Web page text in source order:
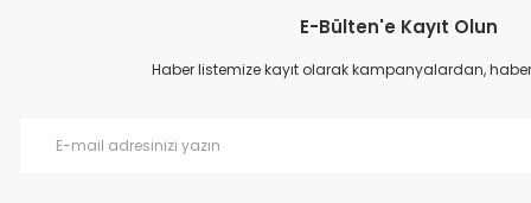
Ürün resmi kalitesiz, bozuk veya görüntülenemiyor.
Ürün açıklamasında eksik bilgiler bulunuyor.
E-Bülten'e Kayıt Olun
Haber listemize kayıt olarak kampanyalardan,